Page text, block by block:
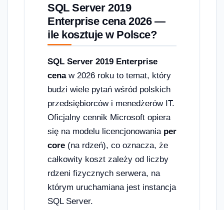
SQL Server 2019
Enterprise cena 2026 —
ile kosztuje w Polsce?
SQL Server 2019 Enterprise
cenaw 2026 roku to temat, który
budzi wiele pytań wśród polskich
przedsiębiorców i menedżerów IT.
Oficjalny cennik Microsoft opiera
się na modelu licencjonowania per
core (na rdzeń), co oznacza, że
całkowity koszt zależy od liczby
rdzeni fizycznych serwera, na
którym uruchamiana jest instancja
SQL Server.